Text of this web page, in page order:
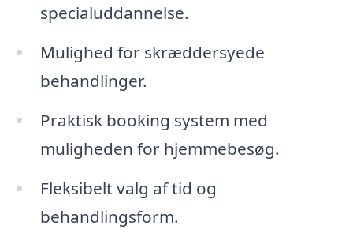
specialuddannelse.
Mulighed for skræddersyede
behandlinger.
Praktisk booking system med
muligheden for hjemmebesøg.
Fleksibelt valg af tid og
behandlingsform.